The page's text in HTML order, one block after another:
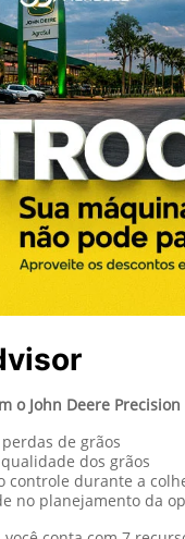
o John Deere
perdas de grãos
dos grãos
controle durante a
no planejamento da